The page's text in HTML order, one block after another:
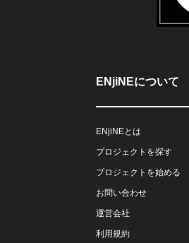
ENjiNEについて
ENjiNEとは
プロジェクトを探す
プロジェクトを始める
お問い合わせ
運営会社
利用規約